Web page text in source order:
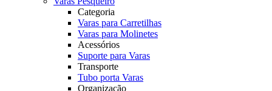
Categoria
Varas para Carretilhas
Varas para Molinetes
Acessórios
Suporte para Varas
Transporte
Tubo porta Varas
Organização